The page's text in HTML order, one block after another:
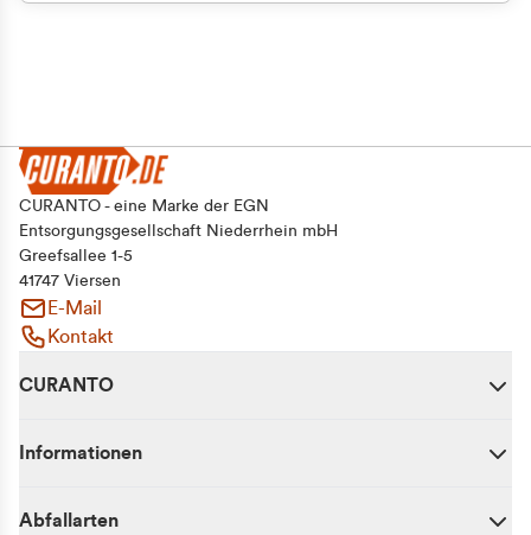
CURANTO - eine Marke der EGN
Entsorgungsgesellschaft Niederrhein mbH
Greefsallee 1-5
41747 Viersen
E-Mail
Kontakt
CURANTO
Informationen
Abfallarten